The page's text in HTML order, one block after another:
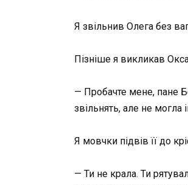
Я звільнив Олега без
Пізніше я викликав
— Пробачте мене, пане
звільнять, але не могла
Я мовчки підвів її до
— Ти не крала. Ти